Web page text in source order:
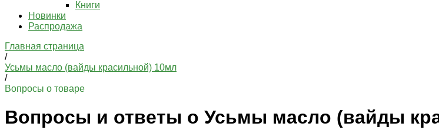
Книги
Новинки
Распродажа
Главная страница
/
Усьмы масло (вайды красильной) 10мл
/
Вопросы о товаре
Вопросы и ответы о Усьмы масло (вайды